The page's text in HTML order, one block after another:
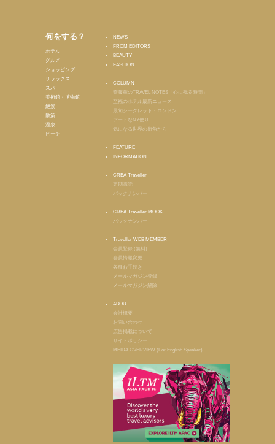
何をする？
ホテル
グルメ
ショッピング
リラックス
スパ
美術館・博物館
絶景
散策
温泉
ビーチ
NEWS
FROM EDITORS
BEAUTY
FASHION
COLUMN
齋藤薫のTRAVEL NOTES「心に残る時間」
至福のホテル最新ニュース
最旬シークレット・ロンドン
アートなNY便り
気になる世界の街角から
FEATURE
INFORMATION
CREA Traveller
定期購読
バックナンバー
CREA Traveller MOOK
バックナンバー
Traveller WEB MEMBER
会員登録 (無料)
会員情報変更
各種お手続き
メールマガジン登録
メールマガジン解除
ABOUT
会社概要
お問い合わせ
広告掲載について
サイトポリシー
MEIDA OVERVIEW (For English Speaker)